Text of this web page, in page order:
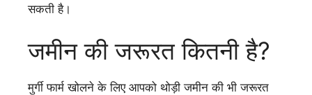
सकती है।
जमीन की जरूरत कितनी है?
मुर्गी फार्म खोलने के लिए आपको थोड़ी जमीन की भी जरूरत